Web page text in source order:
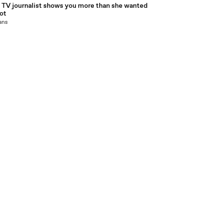
journalist shows you more than she wanted